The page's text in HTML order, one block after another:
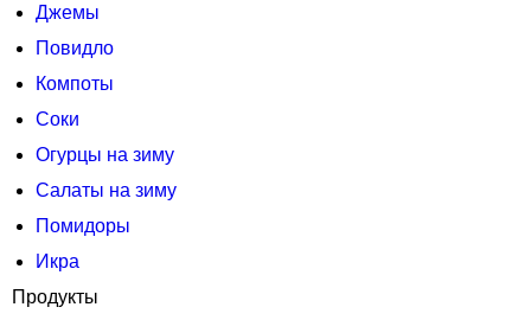
Джемы
Повидло
Компоты
Соки
Огурцы на зиму
Салаты на зиму
Помидоры
Икра
Продукты